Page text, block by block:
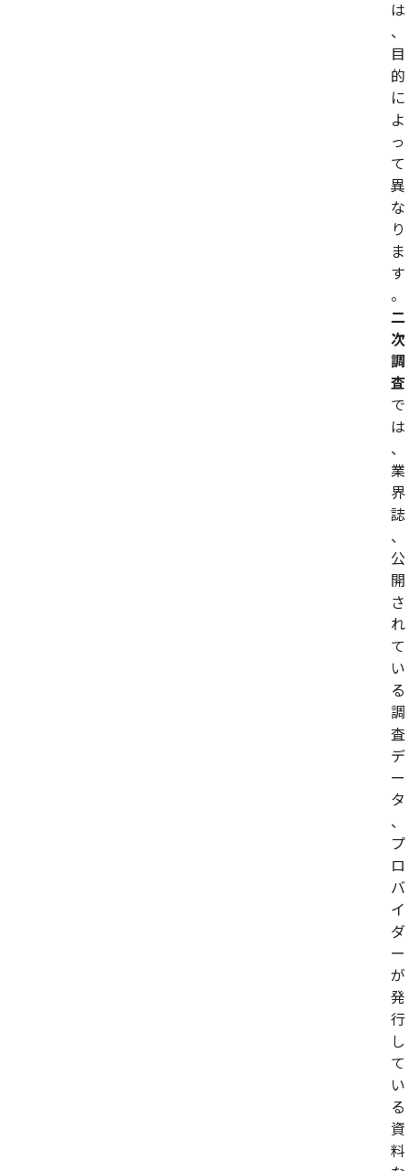
は
、
目
的
に
よ
っ
て
異
な
り
ま
す
。
二
次
調
査
で
は
、
業
界
誌
、
公
開
さ
れ
て
い
る
調
査
デ
ー
タ
、
プ
ロ
バ
イ
ダ
ー
が
発
行
し
て
い
る
資
料